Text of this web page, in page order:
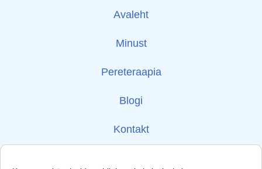
Avaleht
Minust
Pereteraapia
Blogi
Kontakt